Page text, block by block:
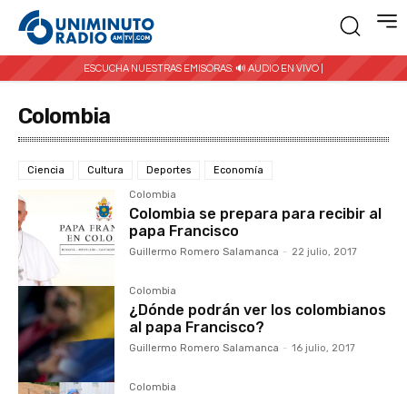
ESCUCHA NUESTRAS EMISORAS: 🔊 AUDIO EN VIVO |
Colombia
Ciencia Cultura Deportes Economía
Colombia
Colombia se prepara para recibir al
papa Francisco
Guillermo Romero Salamanca - 22 julio, 2017
Colombia
¿Dónde podrán ver los colombianos
al papa Francisco?
Guillermo Romero Salamanca - 16 julio, 2017
Colombia